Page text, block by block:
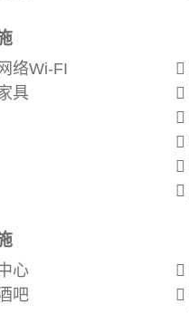
络Wi-FI
具
心
吧